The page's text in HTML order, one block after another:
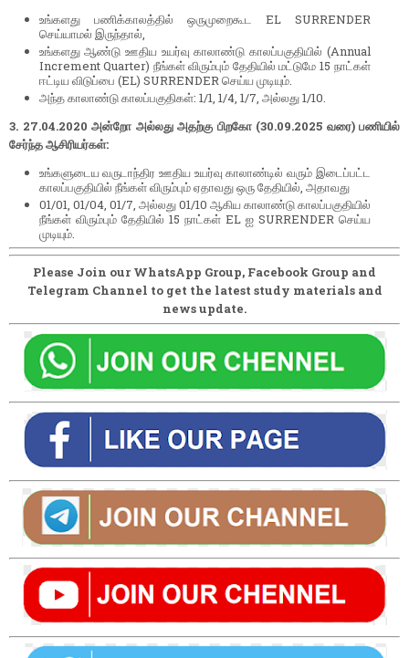
உங்களது பணிக்காலத்தில் ஒருமுறைகூட EL SURRENDER
செய்யாமல் இருந்தால்,
உங்களது ஆண்டு ஊதிய உயர்வு காலாண்டு காலப்பகுதியில் (Annual
Increment Quarter) நீங்கள் விரும்பும் தேதியில் மட்டுமே 15 நாட்கள்
ஈட்டிய விடுப்பை (EL) SURRENDER செய்ய முடியும்.
அந்த காலாண்டு காலப்பகுதிகள்: 1/1, 1/4, 1/7, அல்லது 1/10.
3. 27.04.2020 அன்றோ அல்லது அதற்கு பிறகோ (30.09.2025 வரை) பணியில்
சேர்ந்த ஆசிரியர்கள்:
உங்களுடைய வருடாந்திர ஊதிய உயர்வு காலாண்டில் வரும் இடைப்பட்ட
காலப்பகுதியில் நீங்கள் விரும்பும் ஏதாவது ஒரு தேதியில், அதாவது
01/01, 01/04, 01/7, அல்லது 01/10 ஆகிய காலாண்டு காலப்பகுதியில்
நீங்கள் விரும்பும் தேதியில் 15 நாட்கள் EL ஐ SURRENDER செய்ய
முடியும்.
Please Join our WhatsApp Group, Facebook Group and
Telegram Channel to get the latest study materials and
news update.